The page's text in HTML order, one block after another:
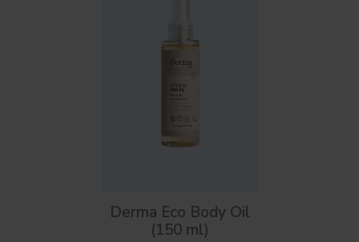
Derma Eco Body Oil
(150 ml)